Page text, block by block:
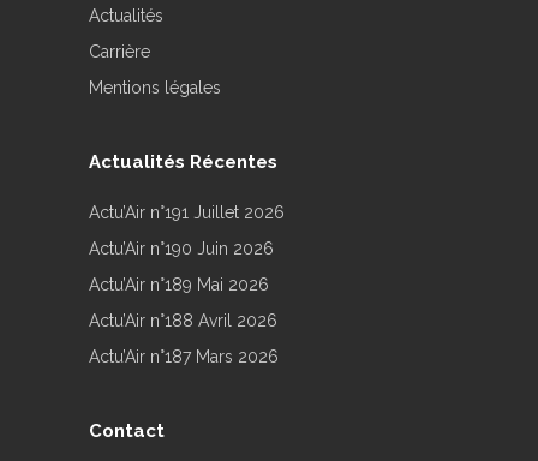
Actualités
Carrière
Mentions légales
Actualités Récentes
Actu’Air n°191 Juillet 2026
Actu’Air n°190 Juin 2026
Actu’Air n°189 Mai 2026
Actu’Air n°188 Avril 2026
Actu’Air n°187 Mars 2026
Contact